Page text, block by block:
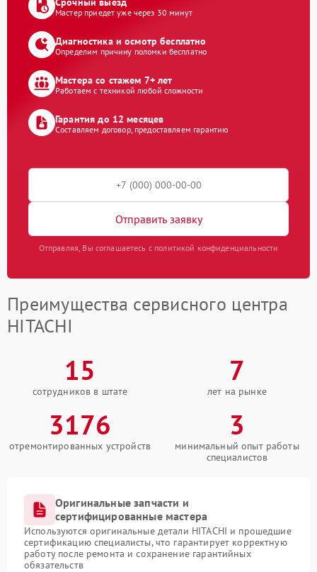
Мастер приедет уже через 30 минут
Диагностика и осмотр бесплатно
Определим причину поломки бесплатно
Мастера со стажем 7+ лет
Работаем с техникой любой сложности
Гарантия до 12 месяцев
Составляем договор, предоставляем гарантию
Отправить заявку
Отправляя, Вы соглашаетесь с политикой конфиденциальности
Преимущества сервисного центра
HITACHI
15
сотрудников в штате
7
лет на рынке
3176
отремонтированных устройств
3
минимальный опыт работы
специалистов
Оригинальные запчасти и
сертифицированные мастера
Используются оригинальные детали HITACHI и прошедшие
сертификацию специалисты, что гарантирует корректную
работу после ремонта и сохранение гарантийных
обязательств